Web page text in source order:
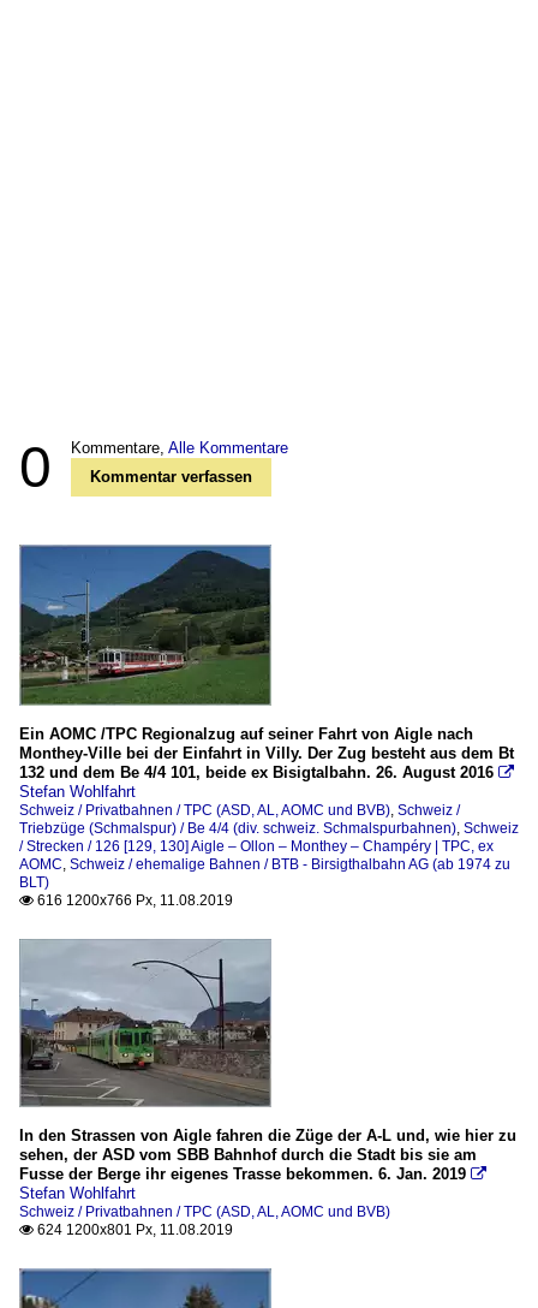
0 Kommentare, Alle Kommentare
Kommentar verfassen
Ein AOMC /TPC Regionalzug auf seiner Fahrt von Aigle nach
Monthey-Ville bei der Einfahrt in Villy. Der Zug besteht aus dem Bt
132 und dem Be 4/4 101, beide ex Bisigtalbahn. 26. August 2016 
Stefan Wohlfahrt
Schweiz / Privatbahnen / TPC (ASD, AL, AOMC und BVB), Schweiz /
Triebzüge (Schmalspur) / Be 4/4 (div. schweiz. Schmalspurbahnen), Schweiz
/ Strecken / 126 [129, 130] Aigle – Ollon – Monthey – Champéry | TPC, ex
AOMC, Schweiz / ehemalige Bahnen / BTB - Birsigthalbahn AG (ab 1974 zu
BLT)
 616 1200x766 Px, 11.08.2019
In den Strassen von Aigle fahren die Züge der A-L und, wie hier zu
sehen, der ASD vom SBB Bahnhof durch die Stadt bis sie am
Fusse der Berge ihr eigenes Trasse bekommen. 6. Jan. 2019 
Stefan Wohlfahrt
Schweiz / Privatbahnen / TPC (ASD, AL, AOMC und BVB)
 624 1200x801 Px, 11.08.2019